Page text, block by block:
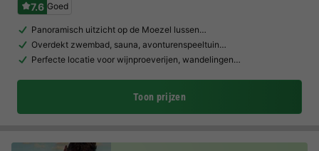
7.6 Goed
Panoramisch uitzicht op de Moezel lussen…
Overdekt zwembad, sauna, avonturenspeeltuin…
Perfecte locatie voor wijnproeverijen, wandelingen…
Toon prijzen